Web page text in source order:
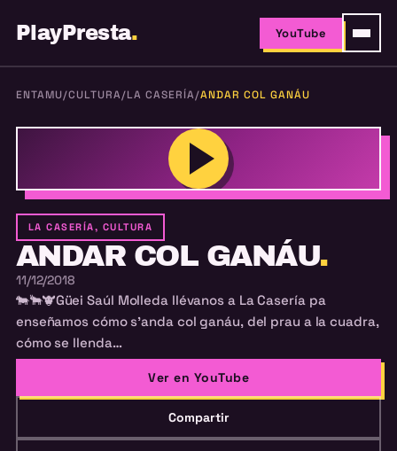
PlayPresta. YouTube
ENTAMU/CULTURA/LA CASERÍA/ANDAR COL GANÁU
LA CASERÍA, CULTURA
ANDAR COL GANÁU.
11/12/2018
🐄🐂🐮Güei Saúl Molleda llévanos a La Casería pa
enseñamos cómo s’anda col ganáu, del prau a la cuadra,
cómo se llenda…
Ver en YouTube
Compartir